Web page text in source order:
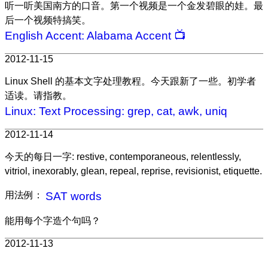
听一听美国南方的口音。第一个视频是一个金发碧眼的娃。最
后一个视频特搞笑。
English Accent: Alabama Accent 📺
2012-11-15
Linux Shell 的基本文字处理教程。今天跟新了一些。初学者
适读。请指教。
Linux: Text Processing: grep, cat, awk, uniq
2012-11-14
今天的每日一字: restive, contemporaneous, relentlessly,
vitriol, inexorably, glean, repeal, reprise, revisionist, etiquette.
用法例： SAT words
能用每个字造个句吗？
2012-11-13